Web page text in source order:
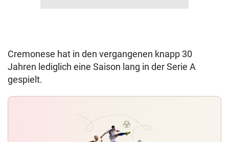
Cremonese hat in den vergangenen knapp 30
Jahren lediglich eine Saison lang in der Serie A
gespielt.